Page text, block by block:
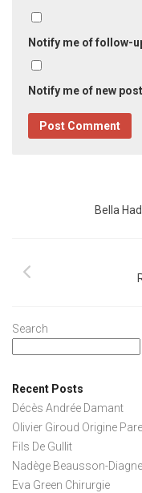
Notify me of follow-
Notify me of new
Bella
Search
Recent Posts
Décès Andrée Damant
Olivier Giroud Origine
Fils De Gullit
Nadège Beausson-
Eva Green Chirurgie